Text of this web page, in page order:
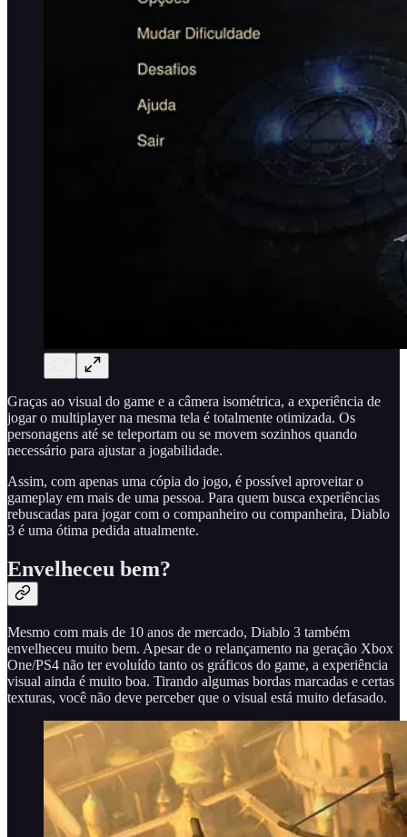
Graças ao visual do game e a câmera isométrica, a experiência de
jogar o multiplayer na mesma tela é totalmente otimizada. Os
personagens até se teleportam ou se movem sozinhos quando
necessário para ajustar a jogabilidade.
Assim, com apenas uma cópia do jogo, é possível aproveitar o
gameplay em mais de uma pessoa. Para quem busca experiências
rebuscadas para jogar com o companheiro ou companheira, Diablo
3 é uma ótima pedida atualmente.
Envelheceu bem?
Mesmo com mais de 10 anos de mercado, Diablo 3 também
envelheceu muito bem. Apesar de o relançamento na geração Xbox
One/PS4 não ter evoluído tanto os gráficos do game, a experiência
visual ainda é muito boa. Tirando algumas bordas marcadas e certas
texturas, você não deve perceber que o visual está muito defasado.